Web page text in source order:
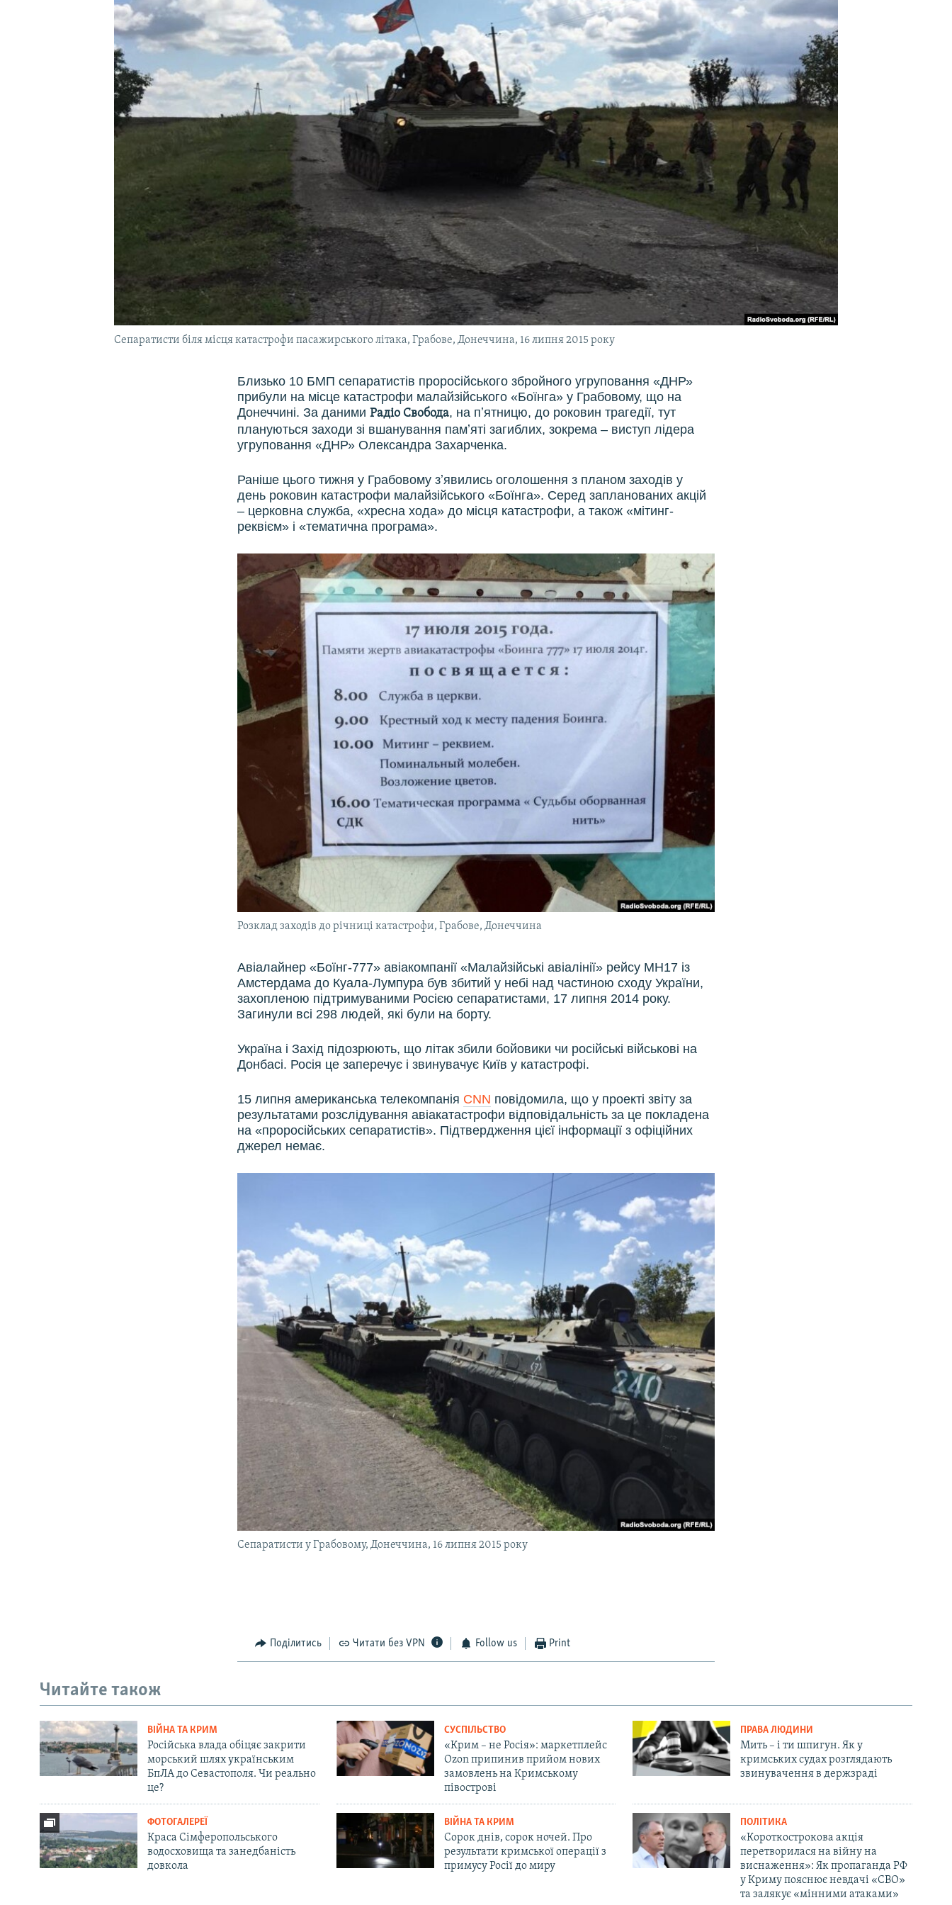
УКРАЇНСЬКА ПРОБЛЕМА КРИМУ
Сепаратисти біля місця катастрофи пасажирського літака, Грабове, Донеччина, 16 липня 2015 року
Близько 10 БМП сепаратистів проросійського збройного угруповання «ДНР»
прибули на місце катастрофи малайзійського «Боїнга» у Грабовому, що на
Донеччині. За данимиРадіо Свобода, на пʼятницю, до роковин трагедії, тут
плануються заходи зі вшанування памʼяті загиблих, зокрема – виступ лідера
угруповання «ДНР» Олександра Захарченка.
Раніше цього тижня у Грабовому зʼявились оголошення з планом заходів у
день роковин катастрофи малайзійського «Боїнга». Серед запланованих акцій
– церковна служба, «хресна хода» до місця катастрофи, а також «мітинг-
реквієм» і «тематична програма».
Розклад заходів до річниці катастрофи, Грабове, Донеччина
Авіалайнер «Боїнг-777» авіакомпанії «Малайзійські авіалінії» рейсу MH17 із
Амстердама до Куала-Лумпура був збитий у небі над частиною сходу України,
захопленою підтримуваними Росією сепаратистами, 17 липня 2014 року.
Загинули всі 298 людей, які були на борту.
Україна і Захід підозрюють, що літак збили бойовики чи російські військові на
Донбасі. Росія це заперечує і звинувачує Київ у катастрофі.
15 липня американська телекомпанія CNN повідомила, що у проекті звіту за
результатами розслідування авіакатастрофи відповідальність за це покладена
на «проросійських сепаратистів». Підтвердження цієї інформації з офіційних
джерел немає.
Сепаратисти у Грабовому, Донеччина, 16 липня 2015 року
Поділитись Читати без VPN Follow us Print
Читайте також
ВІЙНА ТА КРИМ
Російська влада обіцяє закрити
морський шлях українським
БпЛА до Севастополя. Чи реально
це?
СУСПІЛЬСТВО
«Крим – не Росія»: маркетплейс
Ozon припинив прийом нових
замовлень на Кримському
півострові
ПРАВА ЛЮДИНИ
Мить – і ти шпигун. Як у
кримських судах розглядають
звинувачення в держзраді
ФОТОГАЛЕРЕЇ
Краса Сімферопольського
водосховища та занедбаність
довкола
ВІЙНА ТА КРИМ
Сорок днів, сорок ночей. Про
результати кримської операції з
примусу Росії до миру
ПОЛІТИКА
«Короткострокова акція
перетворилася на війну на
виснаження»: Як пропаганда РФ
у Криму пояснює невдачі «СВО»
та залякує «мінними атаками»